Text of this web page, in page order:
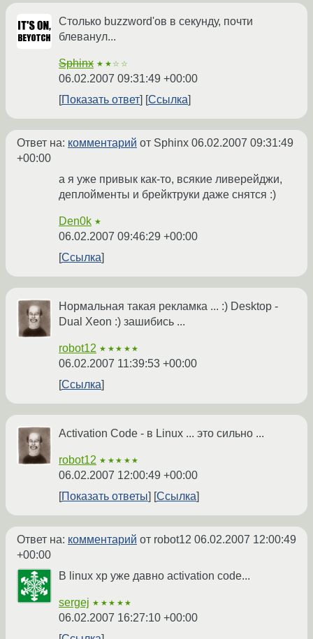
Столько buzzword'ов в секунду, почти
блеванул...
Sphinx ★★☆☆
06.02.2007 09:31:49 +00:00
Показать ответ
Ссылка
Ответ на: комментарий от Sphinx 06.02.2007 09:31:49
+00:00
а я уже привык как-то, всякие ливерейджи,
деплойменты и брейктруки даже снятся :)
Den0k ★
06.02.2007 09:46:29 +00:00
Ссылка
Нормальная такая рекламка ... :) Desktop -
Dual Xeon :) зашибись ...
robot12 ★★★★★
06.02.2007 11:39:53 +00:00
Ссылка
Activation Code - в Linux ... это сильно ...
robot12 ★★★★★
06.02.2007 12:00:49 +00:00
Показать ответы
Ссылка
Ответ на: комментарий от robot12 06.02.2007 12:00:49
+00:00
В linux xp уже давно activation code...
sergej ★★★★★
06.02.2007 16:27:10 +00:00